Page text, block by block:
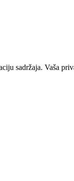
sadržaja. Vaša